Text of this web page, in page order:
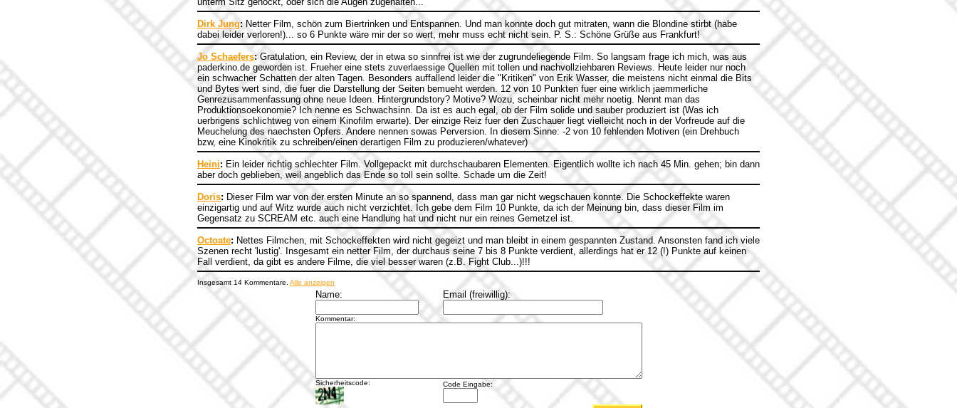
Dirk Jung: Netter Film, schön zum Biertrinken und Entspannen. Und man konnte doch gut mitraten, wann die Blondine stirbt (habe
dabei leider verloren!)... so 6 Punkte wäre mir der so wert, mehr muss echt nicht sein. P. S.: Schöne Grüße aus Frankfurt!
Jo Schaefers: Gratulation, ein Review, der in etwa so sinnfrei ist wie der zugrundeliegende Film. So langsam frage ich mich, was aus
paderkino.de geworden ist. Frueher eine stets zuverlaessige Quellen mit tollen und nachvollziehbaren Reviews. Heute leider nur noch
ein schwacher Schatten der alten Tagen. Besonders auffallend leider die "Kritiken" von Erik Wasser, die meistens nicht einmal die Bits
und Bytes wert sind, die fuer die Darstellung der Seiten bemueht werden. 12 von 10 Punkten fuer eine wirklich jaemmerliche
Genrezusammenfassung ohne neue Ideen. Hintergrundstory? Motive? Wozu, scheinbar nicht mehr noetig. Nennt man das
Produktionsoekonomie? Ich nenne es Schwachsinn. Da ist es auch egal, ob der Film solide und sauber produziert ist (Was ich
uerbrigens schlichtweg von einem Kinofilm erwarte). Der einzige Reiz fuer den Zuschauer liegt vielleicht noch in der Vorfreude auf die
Meuchelung des naechsten Opfers. Andere nennen sowas Perversion. In diesem Sinne: -2 von 10 fehlenden Motiven (ein Drehbuch
bzw, eine Kinokritik zu schreiben/einen derartigen Film zu produzieren/whatever)
Heini: Ein leider richtig schlechter Film. Vollgepackt mit durchschaubaren Elementen. Eigentlich wollte ich nach 45 Min. gehen; bin dann
aber doch geblieben, weil angeblich das Ende so toll sein sollte. Schade um die Zeit!
Doris: Dieser Film war von der ersten Minute an so spannend, dass man gar nicht wegschauen konnte. Die Schockeffekte waren
einzigartig und auf Witz wurde auch nicht verzichtet. Ich gebe dem Film 10 Punkte, da ich der Meinung bin, dass dieser Film im
Gegensatz zu SCREAM etc. auch eine Handlung hat und nicht nur ein reines Gemetzel ist.
Octoate: Nettes Filmchen, mit Schockeffekten wird nicht gegeizt und man bleibt in einem gespannten Zustand. Ansonsten fand ich viele
Szenen recht 'lustig'. Insgesamt ein netter Film, der durchaus seine 7 bis 8 Punkte verdient, allerdings hat er 12 (!) Punkte auf keinen
Fall verdient, da gibt es andere Filme, die viel besser waren (z.B. Fight Club...)!!!
Insgesamt 14 Kommentare. Alle anzeigen
Name: Email (freiwillig):
Kommentar:
Sicherheitscode: Code Eingabe: